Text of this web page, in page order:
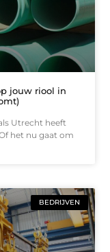
jouw riool in
Utrecht heeft
het nu gaat om
BEDRIJVEN